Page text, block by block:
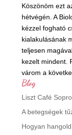
Köszönöm ezt
hétvégén. A
kézzel fogható
kialakulásának
teljesen
kezelt mindent.
várom a
Blog
Liszt Café
A betegségek
Hogyan